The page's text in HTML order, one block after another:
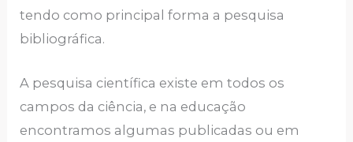
tendo como principal forma a pesquisa
bibliográfica.
A pesquisa científica existe em todos os
campos da ciência, e na educação
encontramos algumas publicadas ou em